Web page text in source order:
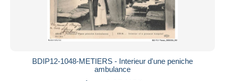
BDIP12-1048-METIERS - Interieur d'une peniche
ambulance